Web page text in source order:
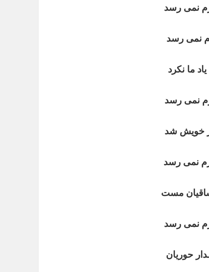
نمی رسد
نمی رسد
ما نکرد
نمی رسد
خویش شد
نمی رسد
مست
نمی رسد
حوریان